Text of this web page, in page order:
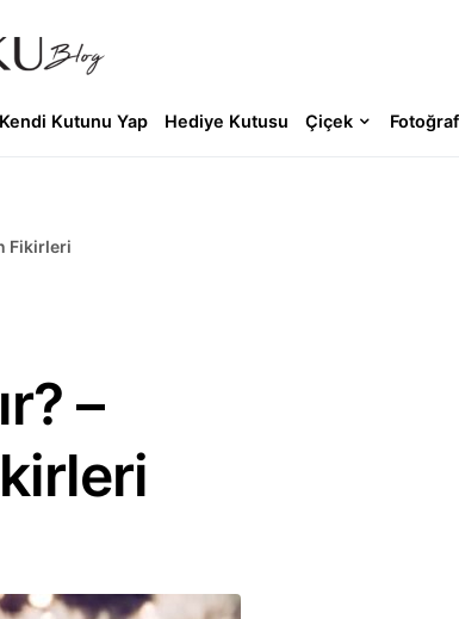
Kendi Kutunu Yap Hediye Kutusu Çiçek Fotoğraf
Fikirleri
–